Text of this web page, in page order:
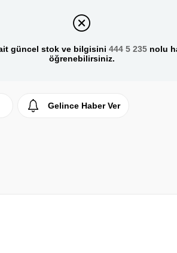
güncel stok ve bilgisini 444 5 235nolu
öğrenebilirsiniz.
Gelince Haber Ver